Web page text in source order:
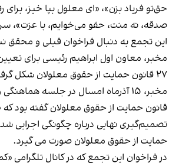
حق‌تو فریاد بزن»، «ای معلول بپا خیز،
صدقه، نه منت، حقو می‌خوایم، با عزت»،
این تجمع به دنبال فراخوان قبلی و
مخبر، معاون اول ابراهیم رئیسی برای
۲۷ قانون حمایت از حقوق معلولان شکل گرفت.
مخبر، ۱۵ آذرماه امسال در جلسه
قانون حمایت از حقوق معلولان گفته بود
حمایت از حقوق معلولان صورت می گیرد.
درفراخوان این تجمع که در کانال تلگرامی